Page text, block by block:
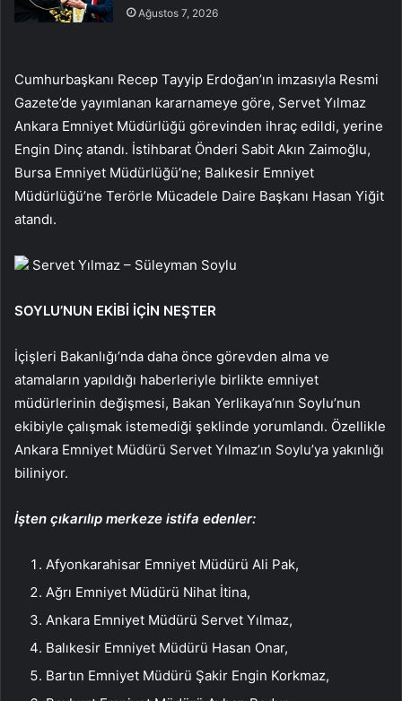
Ağustos 7, 2026
Cumhurbaşkanı Recep Tayyip Erdoğan’ın imzasıyla Resmi
Gazete’de yayımlanan kararnameye göre, Servet Yılmaz
Ankara Emniyet Müdürlüğü görevinden ihraç edildi, yerine
Engin Dinç atandı. İstihbarat Önderi Sabit Akın Zaimoğlu,
Bursa Emniyet Müdürlüğü’ne; Balıkesir Emniyet
Müdürlüğü’ne Terörle Mücadele Daire Başkanı Hasan Yiğit
atandı.
Servet Yılmaz – Süleyman Soylu
SOYLU’NUN EKİBİ İÇİN NEŞTER
İçişleri Bakanlığı’nda daha önce görevden alma ve
atamaların yapıldığı haberleriyle birlikte emniyet
müdürlerinin değişmesi, Bakan Yerlikaya’nın Soylu’nun
ekibiyle çalışmak istemediği şeklinde yorumlandı. Özellikle
Ankara Emniyet Müdürü Servet Yılmaz’ın Soylu’ya yakınlığı
biliniyor.
İşten çıkarılıp merkeze istifa edenler:
Afyonkarahisar Emniyet Müdürü Ali Pak,
Ağrı Emniyet Müdürü Nihat İtina,
Ankara Emniyet Müdürü Servet Yılmaz,
Balıkesir Emniyet Müdürü Hasan Onar,
Bartın Emniyet Müdürü Şakir Engin Korkmaz,